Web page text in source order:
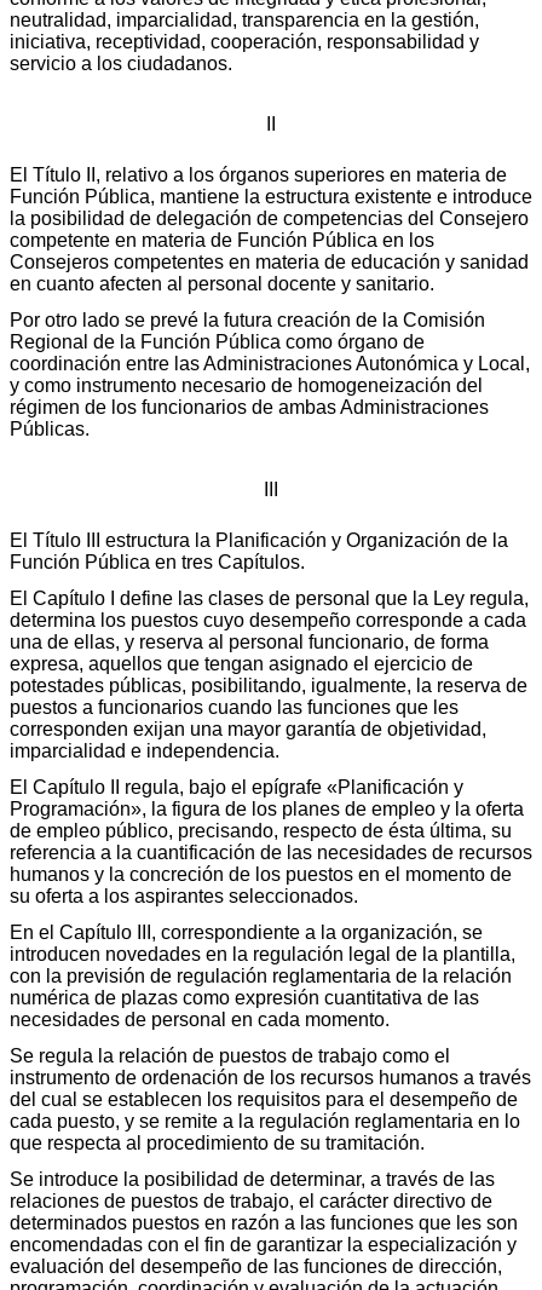
neutralidad, imparcialidad, transparencia en la gestión,
iniciativa, receptividad, cooperación, responsabilidad y
servicio a los ciudadanos.
El Título II, relativo a los órganos superiores en materia de
Función Pública, mantiene la estructura existente e introduce
la posibilidad de delegación de competencias del Consejero
competente en materia de Función Pública en los
Consejeros competentes en materia de educación y sanidad
en cuanto afecten al personal docente y sanitario.
Por otro lado se prevé la futura creación de la Comisión
Regional de la Función Pública como órgano de
coordinación entre las Administraciones Autonómica y Local,
y como instrumento necesario de homogeneización del
régimen de los funcionarios de ambas Administraciones
Públicas.
El Título III estructura la Planificación y Organización de la
Función Pública en tres Capítulos.
El Capítulo I define las clases de personal que la Ley regula,
determina los puestos cuyo desempeño corresponde a cada
una de ellas, y reserva al personal funcionario, de forma
expresa, aquellos que tengan asignado el ejercicio de
potestades públicas, posibilitando, igualmente, la reserva de
puestos a funcionarios cuando las funciones que les
corresponden exijan una mayor garantía de objetividad,
imparcialidad e independencia.
El Capítulo II regula, bajo el epígrafe «Planificación y
Programación», la figura de los planes de empleo y la oferta
de empleo público, precisando, respecto de ésta última, su
referencia a la cuantificación de las necesidades de recursos
humanos y la concreción de los puestos en el momento de
su oferta a los aspirantes seleccionados.
En el Capítulo III, correspondiente a la organización, se
introducen novedades en la regulación legal de la plantilla,
con la previsión de regulación reglamentaria de la relación
numérica de plazas como expresión cuantitativa de las
necesidades de personal en cada momento.
Se regula la relación de puestos de trabajo como el
instrumento de ordenación de los recursos humanos a través
del cual se establecen los requisitos para el desempeño de
cada puesto, y se remite a la regulación reglamentaria en lo
que respecta al procedimiento de su tramitación.
Se introduce la posibilidad de determinar, a través de las
relaciones de puestos de trabajo, el carácter directivo de
determinados puestos en razón a las funciones que les son
encomendadas con el fin de garantizar la especialización y
evaluación del desempeño de las funciones de dirección,